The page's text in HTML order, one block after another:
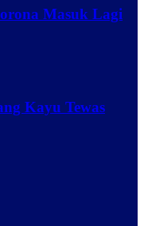
Masuk Lagi
Kayu Tewas